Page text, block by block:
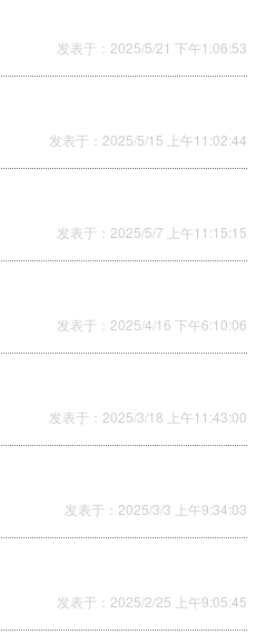
发表于：2025/5/21 下午1:06:53
发表于：2025/5/15 上午11:02:44
发表于：2025/5/7 上午11:15:15
发表于：2025/4/16 下午6:10:06
发表于：2025/3/18 上午11:43:00
发表于：2025/3/3 上午9:34:03
发表于：2025/2/25 上午9:05:45